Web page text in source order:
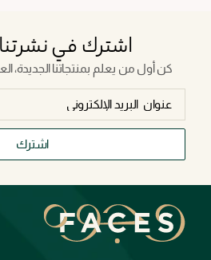
اشترك في نشرتنا
كن أول من يعلم بمنتجاتنا الجديدة،
اشترك